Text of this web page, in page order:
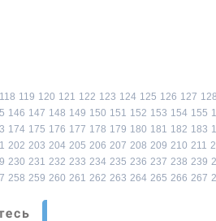
118 119 120 121 122 123 124 125 126 127 128
146 147 148 149 150 151 152 153 154 155
174 175 176 177 178 179 180 181 182 183
202 203 204 205 206 207 208 209 210 211
230 231 232 233 234 235 236 237 238 239
258 259 260 261 262 263 264 265 266 267